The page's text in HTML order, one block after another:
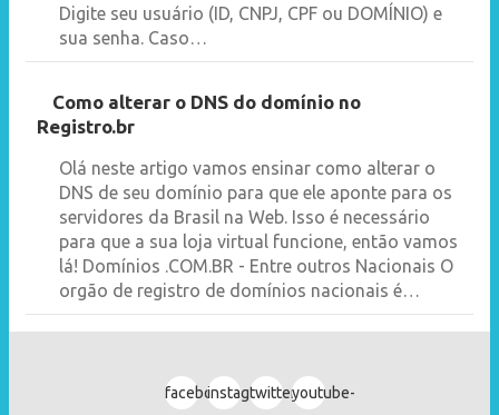
Digite seu usuário (ID, CNPJ, CPF ou DOMÍNIO) e
sua senha. Caso…
Como alterar o DNS do domínio no
Registro.br
Olá neste artigo vamos ensinar como alterar o
DNS de seu domínio para que ele aponte para os
servidores da Brasil na Web. Isso é necessário
para que a sua loja virtual funcione, então vamos
lá! Domínios .COM.BR - Entre outros Nacionais O
orgão de registro de domínios nacionais é…
facebookinstagramtwitteryoutube-